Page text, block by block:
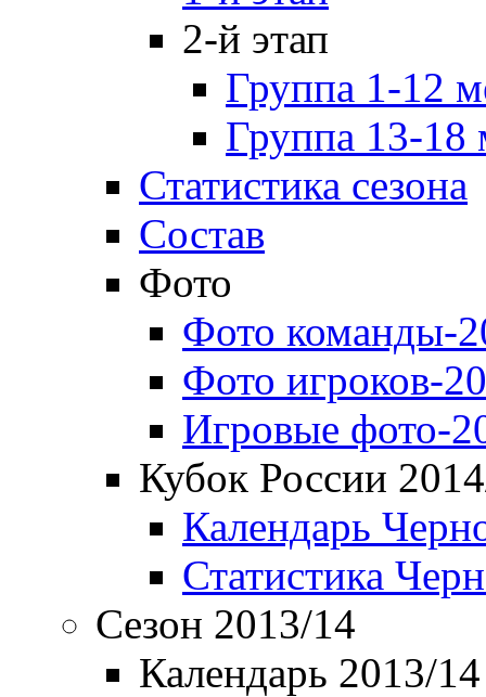
2-й этап
Группа 1-12
Группа 13-18
Статистика сезона
Состав
Фото
Фото команды-
Фото игроков-
Игровые фото-
Кубок России
Календарь
Статистика
Сезон 2013/14
Календарь 2013/14